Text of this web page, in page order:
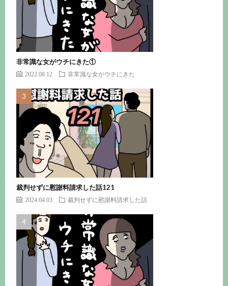
非常識な女がウチにきた①
2022.08.12 非常識な女がウチにきた
裁判せずに慰謝料請求した話121
2024.04.03 裁判せずに慰謝料請求した話